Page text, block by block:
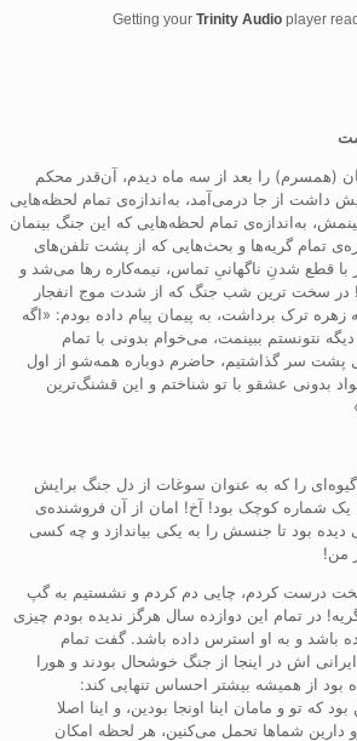
Getting your Trinity Audio player
(همسرم) را بعد از سه ماه دیدم، آن‌قدر محکم
داشت از جا درمی‌آمد، به‌اندازه‌ی تمام لحظه‌هایی
به‌اندازه‌ی تمام لحظه‌هایی که این جنگ بینمان
تمام گریه‌ها و بحث‌هایی که از پشت تلفن‌های
با قطع شدنِ ناگهانیِ تماس، نیمه‌کاره رها می‌شد و
در سخت ترین شب جنگ که از شدت موج انفجار
ترک برداشت، به پیمان پیام داده بودم: «اگه
نتونستم ببینمت، می‌خوام بدونی با تمام
پشت سر گذاشتیم، حاضرم دوباره همه‌شو از اول
بدونی عشقو با تو شناختم و این قشنگ‌ترین
را که به عنوان سوغات از دل جنگ برایش
یک شماره کوچک بود! آخ! امان از آن فروشنده‌ی
دیده بود تا جنسش را به یکی بیاندازد و چه کسی
من!
درست کردم، چایی دم کردم و نشستیم به گپ
در تمام این دوازده سال هرگز ندیده بودم چیزی
باشد و به او استرس داده باشد. گفت تمام
اش در اینجا از جنگ خوشحال بودند و هورا
از همیشه بیشتر احساس تنهایی کند:
تو و مامان اینا اونجا بودین، و اینا اصلا
شماها تحمل می‌کنین، هر لحظه امکان